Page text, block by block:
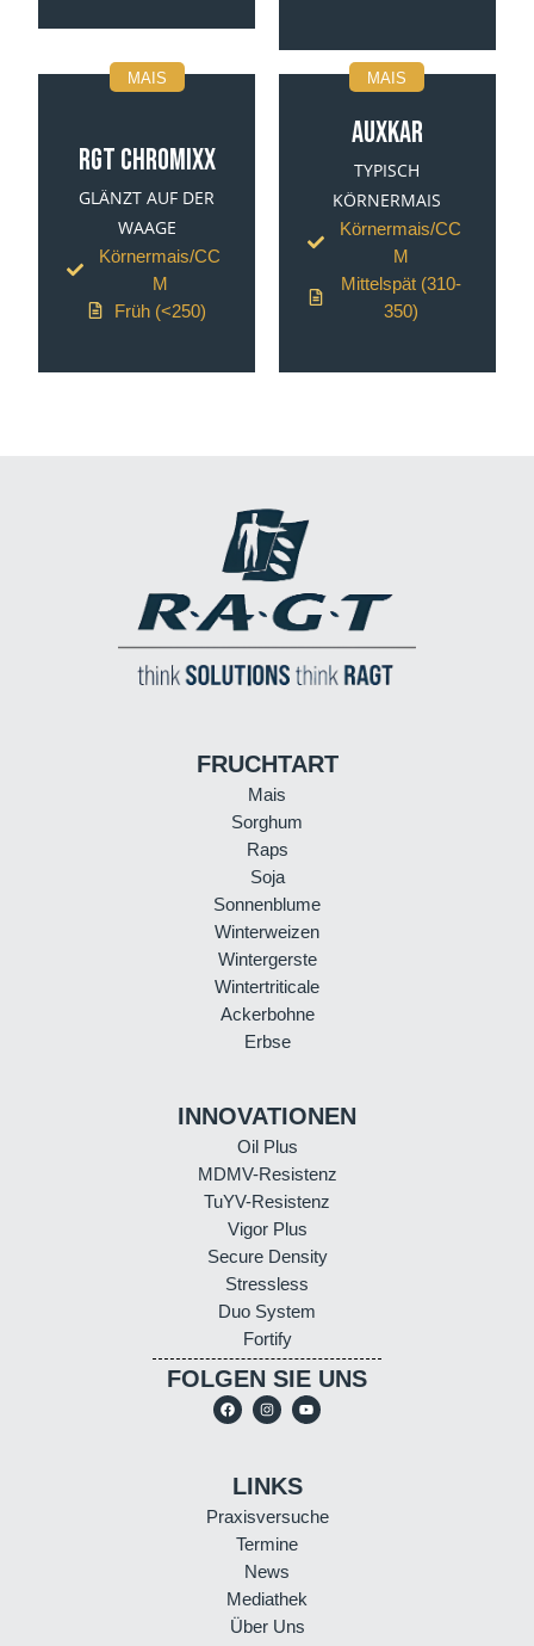
MAIS
RGT CHROMIXX
GLÄNZT AUF DER
WAAGE
Körnermais/CC
M
Früh (<250)
MAIS
AUXKAR
TYPISCH
KÖRNERMAIS
Körnermais/CC
M
Mittelspät (310-
350)
FRUCHTART
Mais
Sorghum
Raps
Soja
Sonnenblume
Winterweizen
Wintergerste
Wintertriticale
Ackerbohne
Erbse
INNOVATIONEN
Oil Plus
MDMV-Resistenz
TuYV-Resistenz
Vigor Plus
Secure Density
Stressless
Duo System
Fortify
FOLGEN SIE UNS
LINKS
Praxisversuche
Termine
News
Mediathek
Über Uns